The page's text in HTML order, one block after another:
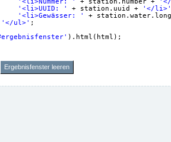
'<li>UUID: '
+ station.uuid +
'</li>'
'<li>Gewässer: '
+
'</ul>' ;
).html(html);
Ergebnisfenster leeren